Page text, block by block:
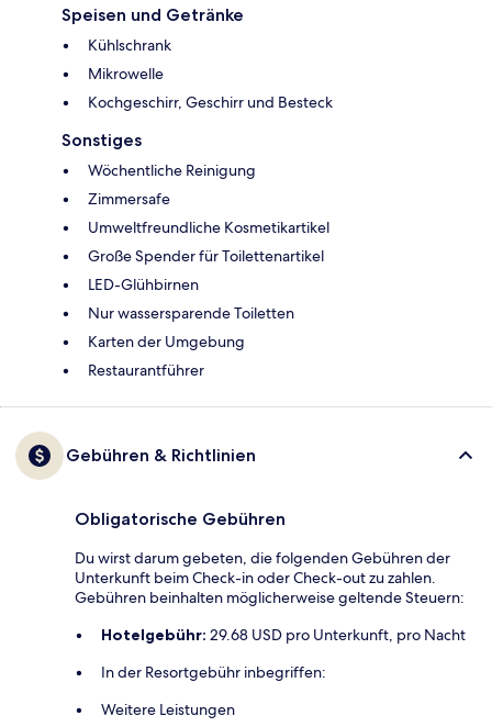
Speisen und Getränke
Kühlschrank
Mikrowelle
Kochgeschirr, Geschirr und Besteck
Sonstiges
Wöchentliche Reinigung
Zimmersafe
Umweltfreundliche Kosmetikartikel
Große Spender für Toilettenartikel
LED-Glühbirnen
Nur wassersparende Toiletten
Karten der Umgebung
Restaurantführer
Gebühren & Richtlinien
Obligatorische Gebühren
Du wirst darum gebeten, die folgenden Gebühren der
Unterkunft beim Check-in oder Check-out zu zahlen.
Gebühren beinhalten möglicherweise geltende Steuern:
Hotelgebühr: 29.68 USD pro Unterkunft, pro Nacht
In der Resortgebühr inbegriffen:
Weitere Leistungen